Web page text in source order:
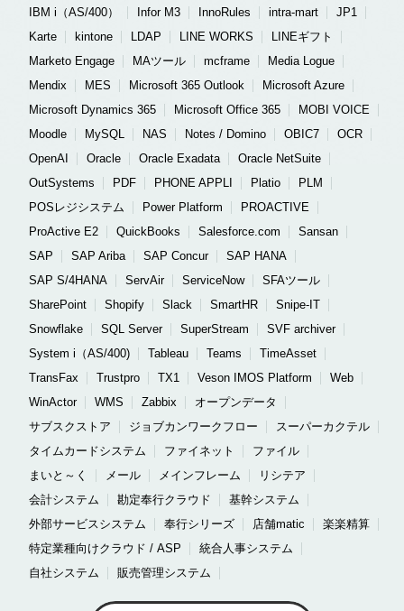
IBM i（AS/400）
Infor M3 InnoRules intra-mart
JP1
Karte
kintone LDAP LINE WORKS
LINEギフト
Marketo Engage
MAツール mcframe
Media Logue
Mendix
MES Microsoft 365 Outlook
Microsoft Azure
Microsoft Dynamics 365
Microsoft Office 365
MOBI VOICE
Moodle
MySQL NAS Notes / Domino OBIC7
OCR
OpenAI
Oracle Oracle Exadata
Oracle NetSuite
OutSystems
PDF PHONE APPLI Platio
PLM
POSレジシステム
Power Platform
PROACTIVE
ProActive E2
QuickBooks Salesforce.com
Sansan
SAP
SAP Ariba SAP Concur
SAP HANA
SAP S/4HANA
ServAir ServiceNow
SFAツール
SharePoint
Shopify Slack SmartHR
Snipe-IT
Snowflake
SQL Server SuperStream
SVF archiver
System i（AS/400)
Tableau Teams
TimeAsset
TransFax
Trustpro TX1 Veson IMOS Platform
Web
WinActor
WMS Zabbix
オープンデータ
サブスクストア
ジョブカンワークフロー
スーパーカクテル
タイムカードシステム
ファイネット
ファイル
まいと～く
メール メインフレーム
リシテア
会計システム
勘定奉行クラウド
基幹システム
外部サービスシステム
奉行シリーズ 店舗matic
楽楽精算
特定業種向けクラウド / ASP
統合人事システム
自社システム
販売管理システム